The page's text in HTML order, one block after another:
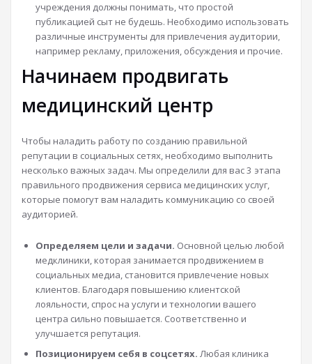
учреждения должны понимать, что простой
публикацией сыт не будешь. Необходимо использовать
различные инструменты для привлечения аудитории,
например рекламу, приложения, обсуждения и прочие.
Начинаем продвигать
медицинский центр
Чтобы наладить работу по созданию правильной
репутации в социальных сетях, необходимо выполнить
несколько важных задач. Мы определили для вас 3 этапа
правильного продвижения сервиса медицинских услуг,
которые помогут вам наладить коммуникацию со своей
аудиторией.
Определяем цели и задачи. Основной целью любой
медклиники, которая занимается продвижением в
социальных медиа, становится привлечение новых
клиентов. Благодаря повышению клиентской
лояльности, спрос на услуги и технологии вашего
центра сильно повышается. Соответственно и
улучшается репутация.
Позиционируем себя в соцсетях. Любая клиника